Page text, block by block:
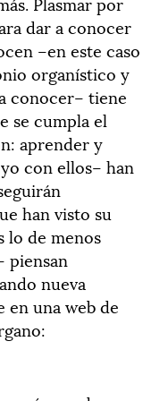
dar a conocer
–en este caso
organístico y
conocer– tiene
se cumpla el
aprender y
con ellos– han
han visto su
lo de menos
piensan
nueva
una web de